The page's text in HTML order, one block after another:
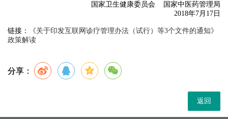
国家卫生健康委员会 国家中医药管理局
2018年7月17日
链接：
《关于印发互联网诊疗管理办法（试行）等3个文件的通知》
政策解读
分享：
返回